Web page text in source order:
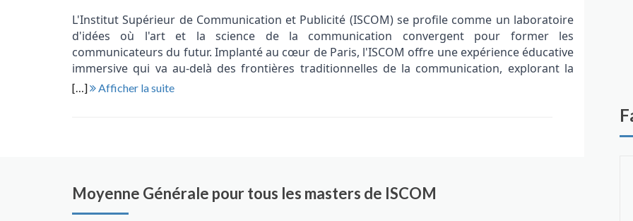
L'Institut Supérieur de Communication et Publicité (ISCOM) se profile comme un laboratoire
d'idées où l'art et la science de la communication convergent pour former les
communicateurs du futur. Implanté au cœur de Paris, l'ISCOM offre une expérience éducative
immersive qui va au-delà des frontières traditionnelles de la communication, explorant la
créativité, la stratégie et l'innovation.
La créativité est au cœur de l'ADN de l'ISCOM. Les étudiants ont la possibilité de participer à
des ateliers de conception, de collaborer avec des artistes et de contribuer à des projets
[…] Afficher la suite
Moyenne Générale pour tous les masters de ISCOM